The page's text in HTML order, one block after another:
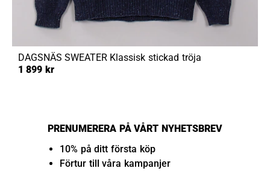
DAGSNÄS SWEATER Klassisk stickad tröja
1 899 kr
PRENUMERERA PÅ VÅRT NYHETSBREV
10% på ditt första köp
Förtur till våra kampanjer